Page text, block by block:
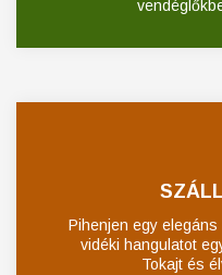
Pihenjen egy
vidéki hangulatot
Tokajt és